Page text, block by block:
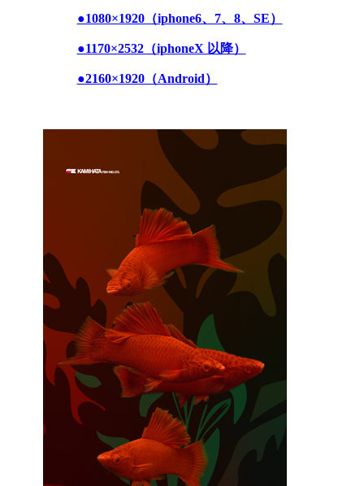
●1080×1920（iphone6、7、8、SE）
●1170×2532（iphoneX 以降）
●2160×1920（Android）